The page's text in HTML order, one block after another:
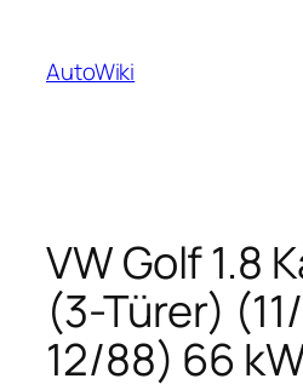
springen
AutoWiki
VW Golf 1.8
(3-Türer)
12/88) 66